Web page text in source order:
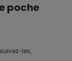
poche
les,